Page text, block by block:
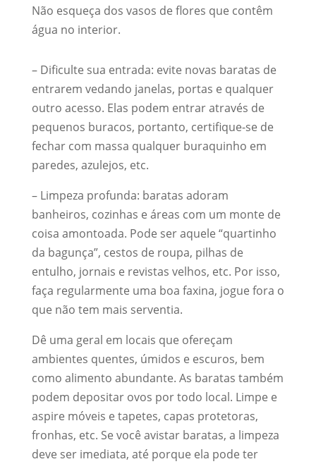
Não esqueça dos vasos de flores que contêm
água no interior.
– Dificulte sua entrada: evite novas baratas de
entrarem vedando janelas, portas e qualquer
outro acesso. Elas podem entrar através de
pequenos buracos, portanto, certifique-se de
fechar com massa qualquer buraquinho em
paredes, azulejos, etc.
– Limpeza profunda: baratas adoram
banheiros, cozinhas e áreas com um monte de
coisa amontoada. Pode ser aquele “quartinho
da bagunça”, cestos de roupa, pilhas de
entulho, jornais e revistas velhos, etc. Por isso,
faça regularmente uma boa faxina, jogue fora o
que não tem mais serventia.
Dê uma geral em locais que ofereçam
ambientes quentes, úmidos e escuros, bem
como alimento abundante. As baratas também
podem depositar ovos por todo local. Limpe e
aspire móveis e tapetes, capas protetoras,
fronhas, etc. Se você avistar baratas, a limpeza
deve ser imediata, até porque ela pode ter